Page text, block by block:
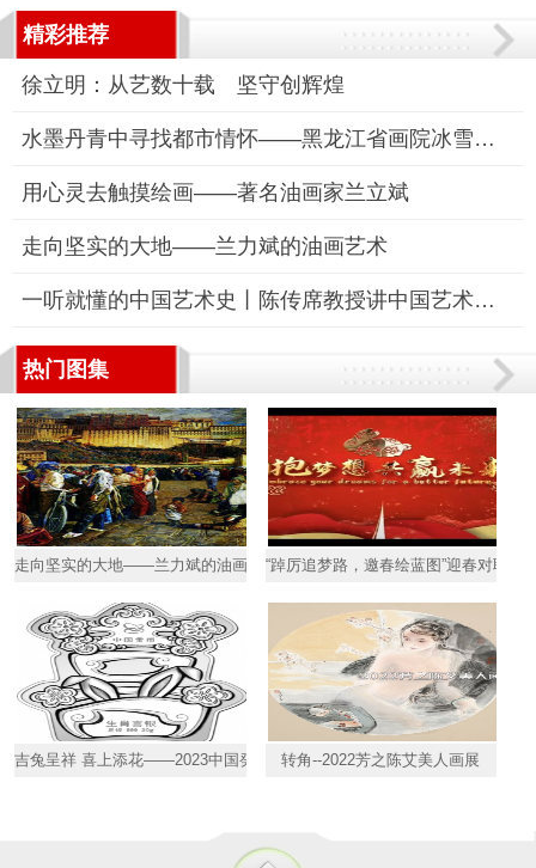
精彩推荐
徐立明：从艺数十载 坚守创辉煌
水墨丹青中寻找都市情怀——黑龙江省画院冰雪画院副院长姜恩莉的
用心灵去触摸绘画——著名油画家兰立斌
走向坚实的大地——兰力斌的油画艺术
一听就懂的中国艺术史丨陈传席教授讲中国艺术史：从上古到南宋
热门图集
走向坚实的大地——兰力斌的油画艺术“踔厉追梦路，邀春绘蓝图”迎春对联比
吉兔呈祥 喜上添花——2023中国癸卯（兔）年喜字形金银纪念章欢
转角--2022芳之陈艾美人画展